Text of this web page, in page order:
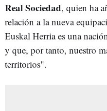
Real Sociedad, quien ha
relación a la nueva
Euskal Herria es una
y que, por tanto, nuestro
territorios".